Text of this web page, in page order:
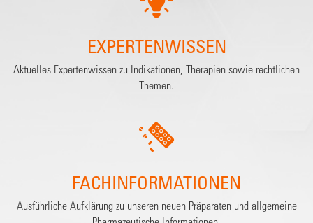
EXPERTENWISSEN
Aktuelles Expertenwissen zu Indikationen, Therapien sowie rechtlichen
Themen.
FACHINFORMATIONEN
Ausführliche Aufklärung zu unseren neuen Präparaten und allgemeine